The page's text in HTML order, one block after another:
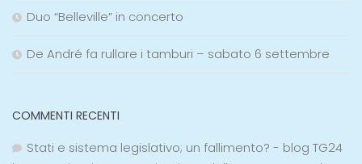
Duo “Belleville” in concerto
De André fa rullare i tamburi – sabato 6 settembre
COMMENTI RECENTI
Stati e sistema legislativo; un fallimento? - blog TG24